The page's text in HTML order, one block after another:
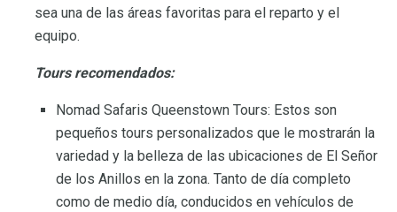
sea una de las áreas favoritas para el reparto y el
equipo.
Tours recomendados:
Nomad Safaris Queenstown Tours: Estos son
pequeños tours personalizados que le mostrarán la
variedad y la belleza de las ubicaciones de El Señor
de los Anillos en la zona. Tanto de día completo
como de medio día, conducidos en vehículos de